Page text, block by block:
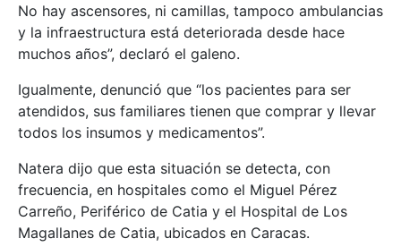
No hay ascensores, ni camillas, tampoco ambulancias
y la infraestructura está deteriorada desde hace
muchos años”, declaró el galeno.
Igualmente, denunció que “los pacientes para ser
atendidos, sus familiares tienen que comprar y llevar
todos los insumos y medicamentos”.
Natera dijo que esta situación se detecta, con
frecuencia, en hospitales como el Miguel Pérez
Carreño, Periférico de Catia y el Hospital de Los
Magallanes de Catia, ubicados en Caracas.